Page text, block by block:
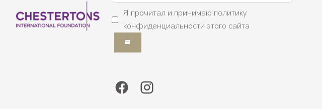
Я прочитал и принимаю политику
конфиденциальности этого сайта